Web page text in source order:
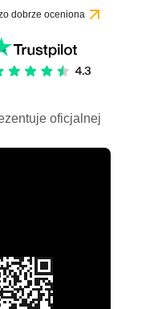
dobrze oceniona
oficjalnej